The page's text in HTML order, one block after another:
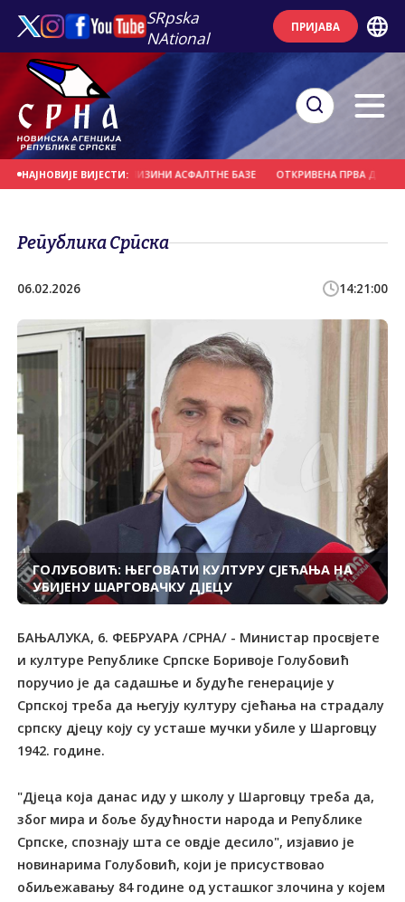
SRpska
NAtional
ПРИЈАВА
НАЈНОВИЈЕ ВИЈЕСТИ:
ПОЖАР У БЛИЗИНИ АСФАЛТНЕ БАЗЕ ОТКРИВЕНА ПРВА ДВА
Република Српска
06.02.2026 14:21:00
ГОЛУБОВИЋ: ЊЕГОВАТИ КУЛТУРУ СЈЕЋАЊА НА
УБИЈЕНУ ШАРГОВАЧКУ ДЈЕЦУ
БАЊАЛУКА, 6. ФЕБРУАРА /СРНА/ - Министар просвјете
и културе Републике Српске Боривоје Голубовић
поручио је да садашње и будуће генерације у
Српској треба да његују културу сјећања на страдалу
српску дјецу коју су усташе мучки убиле у Шарговцу
1942. године.
"Дјеца која данас иду у школу у Шарговцу треба да,
због мира и боље будућности народа и Републике
Српске, спознају шта се овдје десило", изјавио је
новинарима Голубовић, који је присуствовао
обиљежавању 84 године од усташког злочина у којем